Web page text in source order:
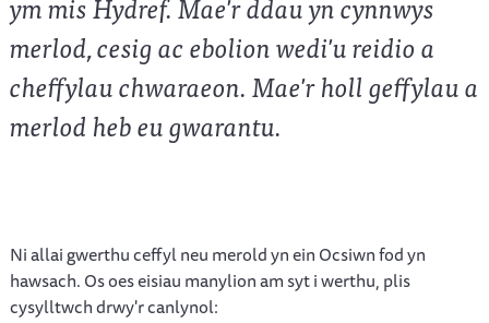
merlod, cesig ac ebolion wedi'u reidio a
cheffylau chwaraeon. Mae'r holl geffylau a
merlod heb eu gwarantu.
Ni allai gwerthu ceffyl neu merold yn ein Ocsiwn fod yn
hawsach. Os oes eisiau manylion am syt i werthu, plis
cysylltwch drwy'r canlynol: